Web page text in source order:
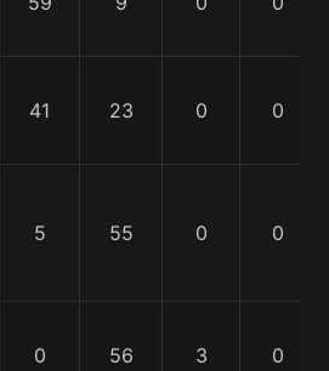
41 23 0 0
5 55 0 0
0 56 3 0